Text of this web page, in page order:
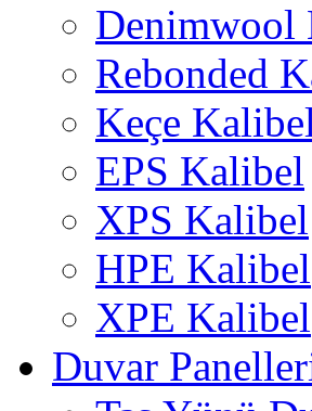
Denimwool
Rebonded
Keçe
EPS Kalibel
XPS Kalibel
HPE Kalibel
XPE Kalibel
Duvar